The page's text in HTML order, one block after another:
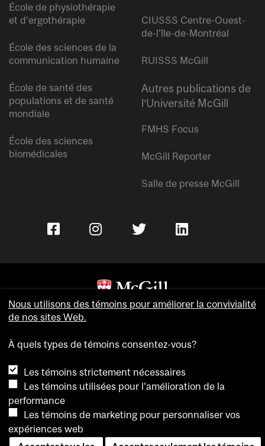
École de physiothérapie
et d’ergothérapie
École des sciences de la
communication humaine
École de santé des
populations et de santé
mondiale
École des sciences
biomédicales
CIUSSS Centre-Ouest-
de-l’île-de-Montréal
RUISSS McGill
Autres publications de
l’Université McGill
FMHS Focus
McGill Reporter
Salle de presse McGill
Copyright © Université McGill.
Confidentialité
Paramètres des témoins
Nous utilisons des témoins pour améliorer la convivialité
de nos sites Web.
À quels types de témoins consentez-vous?
Les témoins strictement nécessaires
Les témoins utilisées pour l'amélioration de la
performance
Les témoins de marketing pour personnaliser vos
expériences web